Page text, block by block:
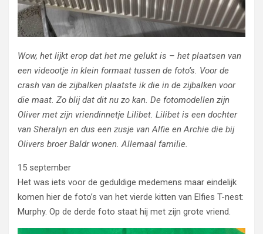
Wow, het lijkt erop dat het me gelukt is – het plaatsen van
een videootje in klein formaat tussen de foto’s. Voor de
crash van de zijbalken plaatste ik die in de zijbalken voor
die maat. Zo blij dat dit nu zo kan. De fotomodellen zijn
Oliver met zijn vriendinnetje Lilibet. Lilibet is een dochter
van Sheralyn en dus een zusje van Alfie en Archie die bij
Olivers broer Baldr wonen. Allemaal familie.
15 september
Het was iets voor de geduldige medemens maar eindelijk
komen hier de foto’s van het vierde kitten van Elfies T-nest:
Murphy. Op de derde foto staat hij met zijn grote vriend.